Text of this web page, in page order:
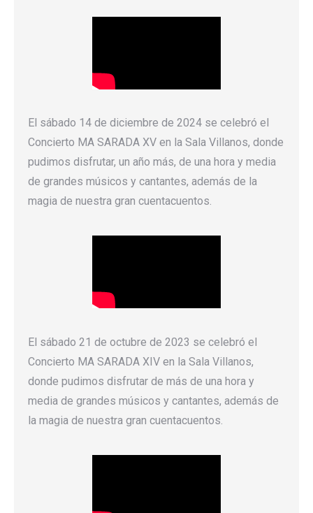
El sábado 14 de diciembre de 2024 se celebró el
Concierto MA SARADA XV en la Sala Villanos, donde
pudimos disfrutar, un año más, de una hora y media
de grandes músicos y cantantes, además de la
magia de nuestra gran cuentacuentos.
El sábado 21 de octubre de 2023 se celebró el
Concierto MA SARADA XIV en la Sala Villanos,
donde pudimos disfrutar de más de una hora y
media de grandes músicos y cantantes, además de
la magia de nuestra gran cuentacuentos.